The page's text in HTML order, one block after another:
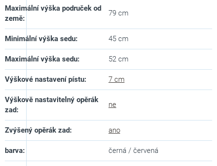
Maximální výška područek od
země:
79 cm
Minimální výška sedu: 45 cm
Maximální výška sedu: 52 cm
Výškové nastavení pístu: 7 cm
Výškově nastavitelný opěrák
zad:
ne
Zvýšený opěrák zad: ano
barva: černá / červená